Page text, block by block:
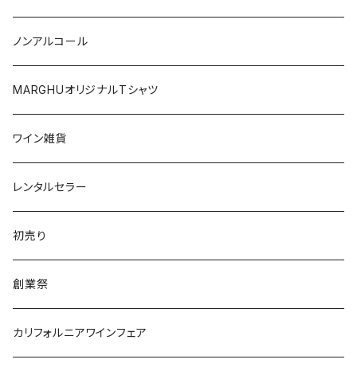
日本
オーストリア
南アフリカ
ポルトガル
オーストラリア
日本
ポルトガル
ノンアルコール
MARGHUオリジナルTシャツ
ワイン雑貨
レンタルセラー
初売り
創業祭
カリフォルニアワインフェア